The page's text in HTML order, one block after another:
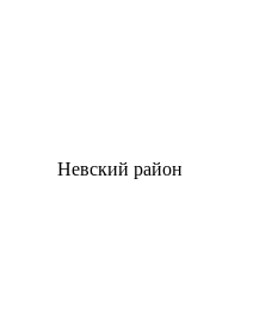
Невский район